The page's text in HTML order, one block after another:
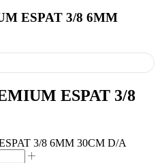
ESPAT 3/8 6MM
ESPAT 3/8
3/8 6MM 30CM D/A